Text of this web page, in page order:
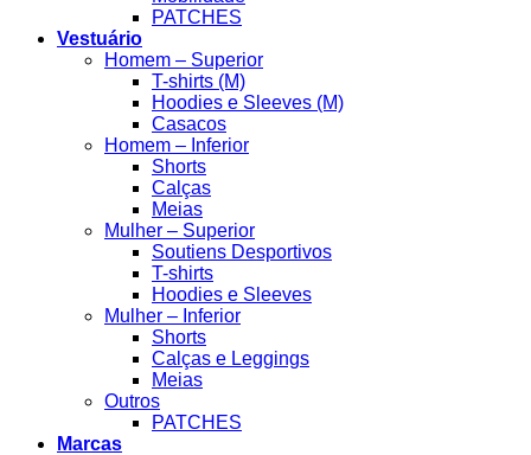
PATCHES
Vestuário
Homem – Superior
T-shirts (M)
Hoodies e Sleeves (M)
Casacos
Homem – Inferior
Shorts
Calças
Meias
Mulher – Superior
Soutiens Desportivos
T-shirts
Hoodies e Sleeves
Mulher – Inferior
Shorts
Calças e Leggings
Meias
Outros
PATCHES
Marcas